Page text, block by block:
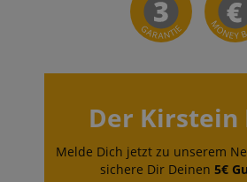
Der Kirstein
Melde Dich jetzt zu unserem
sichere Dir Deinen 5€